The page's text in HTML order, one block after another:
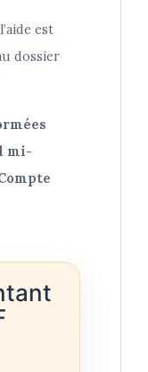
est
dossier
mi-